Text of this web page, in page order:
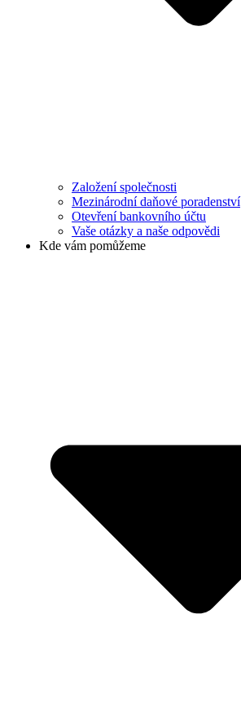
Založení společnosti
Mezinárodní daňové poradenství
Otevření bankovního účtu
Vaše otázky a naše odpovědi
Kde vám pomůžeme